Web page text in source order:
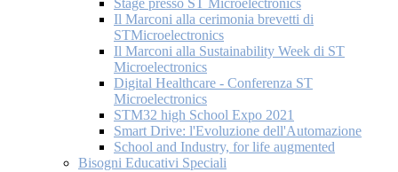
Stage presso ST Microelectronics
Il Marconi alla cerimonia brevetti di
STMicroelectronics
Il Marconi alla Sustainability Week di ST
Microelectronics
Digital Healthcare - Conferenza ST
Microelectronics
STM32 high School Expo 2021
Smart Drive: l'Evoluzione dell'Automazione
School and Industry, for life augmented
Bisogni Educativi Speciali